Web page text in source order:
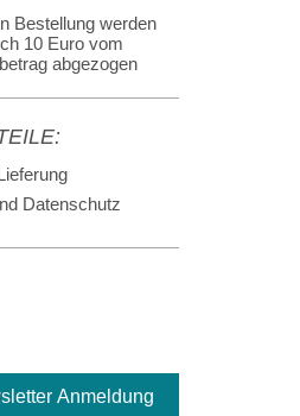
Bestellung werden
10 Euro vom
abgezogen
Datenschutz